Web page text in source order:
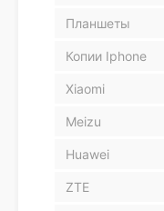
Планшеты
Копии Iphone
Xiaomi
Meizu
Huawei
ZTE